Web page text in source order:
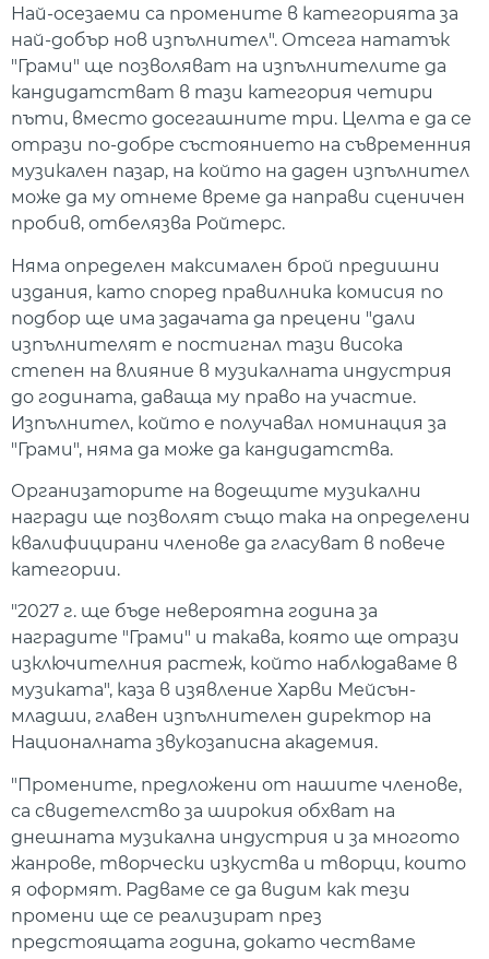
Най-осезаеми са промените в категорията за
най-добър нов изпълнител". Отсега нататък
"Грами" ще позволяват на изпълнителите да
кандидатстват в тази категория четири
пъти, вместо досегашните три. Целта е да се
отрази по-добре състоянието на съвременния
музикален пазар, на който на даден изпълнител
може да му отнеме време да направи сценичен
пробив, отбелязва Ройтерс.
Няма определен максимален брой предишни
издания, като според правилника комисия по
подбор ще има задачата да прецени "дали
изпълнителят е постигнал тази висока
степен на влияние в музикалната индустрия
до годината, даваща му право на участие.
Изпълнител, който е получавал номинация за
"Грами", няма да може да кандидатства.
Организаторите на водещите музикални
награди ще позволят също така на определени
квалифицирани членове да гласуват в повече
категории.
"2027 г. ще бъде невероятна година за
наградите "Грами" и такава, която ще отрази
изключителния растеж, който наблюдаваме в
музиката", каза в изявление Харви Мейсън-
младши, главен изпълнителен директор на
Националната звукозаписна академия.
"Промените, предложени от нашите членове,
са свидетелство за широкия обхват на
днешната музикална индустрия и за многото
жанрове, творчески изкуства и творци, които
я оформят. Радваме се да видим как тези
промени ще се реализират през
предстоящата година, докато честваме